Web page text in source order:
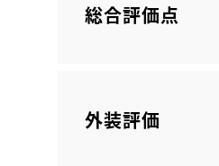
総合評価点
外装評価